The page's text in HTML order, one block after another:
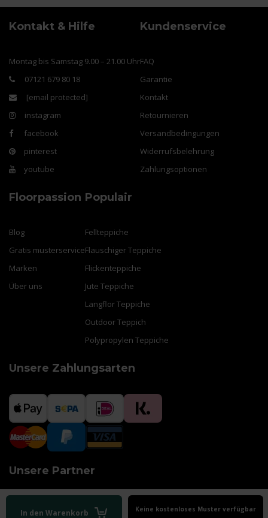
In den Warenkorb Keine kostenloses Muster verfügbar
Kontakt & Hilfe
Montag bis Samstag 9.00 – 21.00 Uhr
07121 679 80 18
[email protected]
instagram
facebook
pinterest
youtube
Kundenservice
FAQ
Garantie
Kontakt
Retournieren
Versandbedingungen
Widerrufsbelehrung
Zahlungsoptionen
Floorpassion
Blog
Gratis musterservice
Marken
Über uns
Populair
Fellteppiche
Flauschiger Teppiche
Flickenteppiche
Jute Teppiche
Langflor Teppiche
Outdoor Teppich
Polypropylen Teppiche
Unsere Zahlungsarten
Unsere Partner